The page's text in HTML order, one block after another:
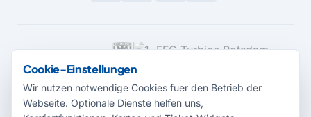
MEDIENPARTNER
Cookie-Einstellungen
Wir nutzen notwendige Cookies fuer den Betrieb der
Webseite. Optionale Dienste helfen uns,